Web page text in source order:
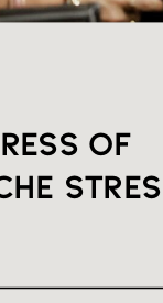
of